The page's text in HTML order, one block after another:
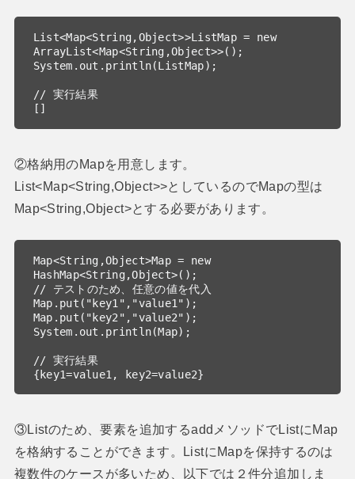
List<Map<String,Object>>ListMap = new
ArrayList<Map<String,Object>>();
System.out.println(ListMap);
// 実行結果
[]
②格納用のMapを用意します。
List<Map<String,Object>>としているのでMapの型は
Map<String,Object>とする必要があります。
Map<String,Object>Map = new
HashMap<String,Object>();
// テストのため、任意の値を代入
Map.put("key1","value1");
Map.put("key2","value2");
System.out.println(Map);
// 実行結果
{key1=value1, key2=value2}
③Listのため、要素を追加するaddメソッドでListにMap
を格納することができます。ListにMapを保持するのは
複数件のケースが多いため、以下では２件分追加しま